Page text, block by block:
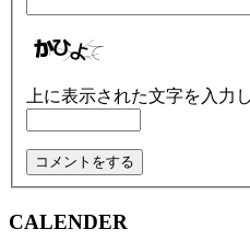
上に表示された文字を入力
CALENDER